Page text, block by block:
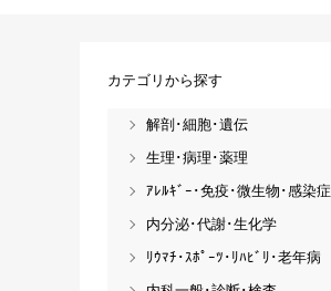
カテゴリから探す
解剖･細胞･遺伝
生理･病理･薬理
ｱﾚﾙｷﾞｰ･免疫･微生物･感染症
内分泌･代謝･生化学
ﾘｳﾏﾁ･ｽﾎﾟｰﾂ･ﾘﾊﾋﾞﾘ･老年病